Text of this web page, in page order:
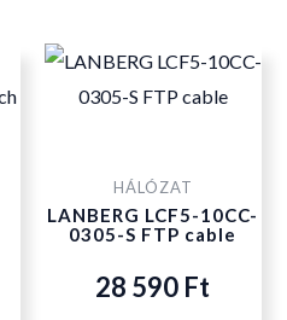
HÁLÓZAT
LANBERG LCF5-10CC-
0305-S FTP cable
28 590 Ft